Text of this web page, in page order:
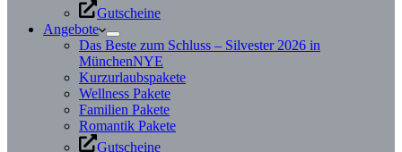
Gutscheine
Angebote
Das Beste zum Schluss – Silvester 2026 in
MünchenNYE
Kurzurlaubspakete
Wellness Pakete
Familien Pakete
Romantik Pakete
Gutscheine